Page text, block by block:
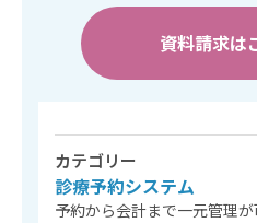
資料請求は
カテゴリー
診療予約システム
予約から会計まで一元管理が